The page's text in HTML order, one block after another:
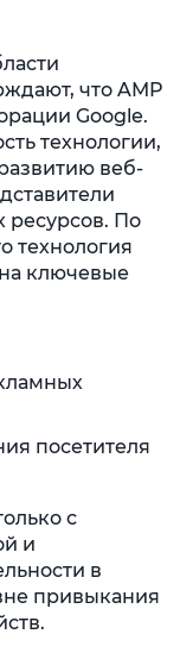
что AMP
Google.
технологии,
веб-
ресурсов. По
технология
ключевые
посетителя
с
и
в
привыкания